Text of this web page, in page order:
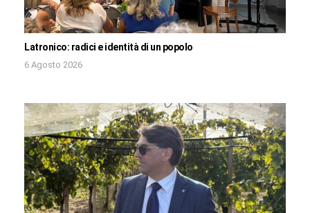
Latronico: radici e identità di un popolo
6 Agosto 2026